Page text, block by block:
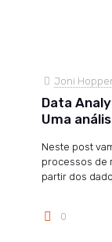
Joni
Data
Uma
Neste post
processos de
partir dos
0